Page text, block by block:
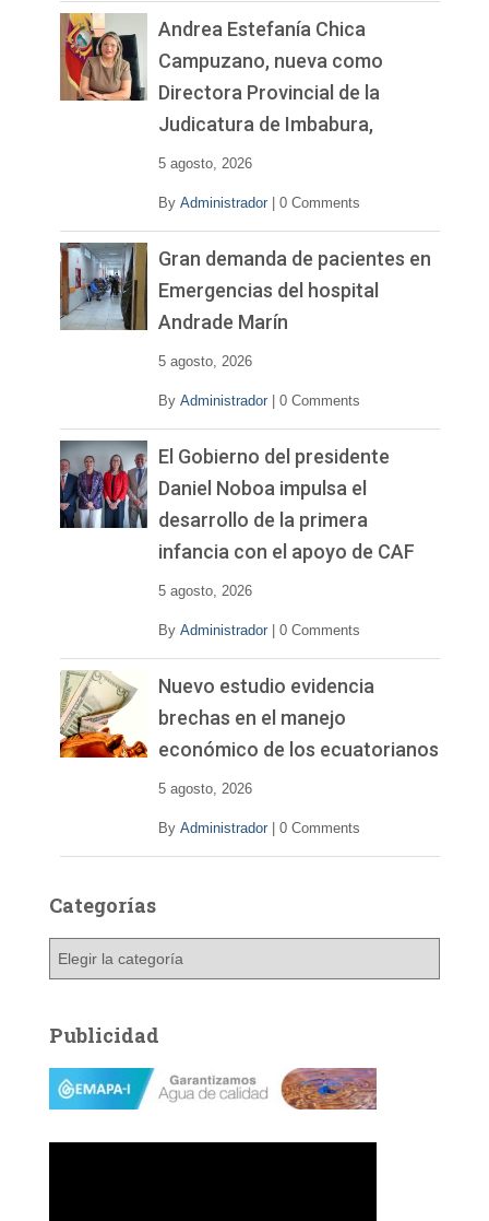
Andrea Estefanía Chica
Campuzano, nueva como
Directora Provincial de la
Judicatura de Imbabura,
5 agosto, 2026
By Administrador 0 Comments
Gran demanda de pacientes en
Emergencias del hospital
Andrade Marín
5 agosto, 2026
By Administrador 0 Comments
El Gobierno del presidente
Daniel Noboa impulsa el
desarrollo de la primera
infancia con el apoyo de CAF
5 agosto, 2026
By Administrador 0 Comments
Nuevo estudio evidencia
brechas en el manejo
económico de los ecuatorianos
5 agosto, 2026
By Administrador 0 Comments
Categorías
g
o
a
Publicidad